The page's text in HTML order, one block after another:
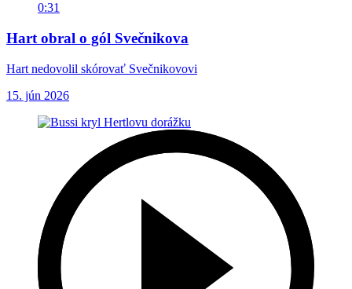
0:31
Hart obral o gól Svečnikova
Hart nedovolil skórovať Svečnikovovi
15. jún 2026